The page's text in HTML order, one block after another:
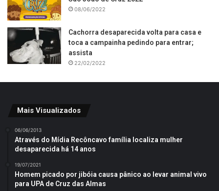
08/06/2022
Cachorra desaparecida volta para casa e
toca a campainha pedindo para entrar;
assista
22/02/2022
Mais Visualizados
06/06/2013
Através do Mídia Recôncavo família localiza mulher
desaparecida há 14 anos
19/07/2021
Homem picado por jibóia causa pânico ao levar animal vivo
para UPA de Cruz das Almas